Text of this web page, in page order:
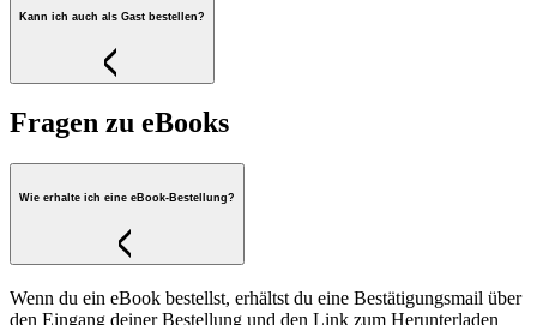
Kann ich auch als Gast bestellen?
Fragen zu eBooks
Wie erhalte ich eine eBook-Bestellung?
Wenn du ein eBook bestellst, erhältst du eine Bestätigungsmail über
den Eingang deiner Bestellung und den Link zum Herunterladen